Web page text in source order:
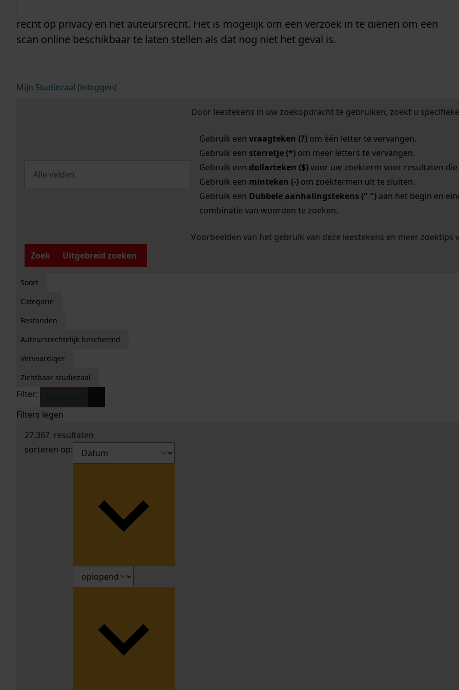
recht op privacy en het auteursrecht. Het is mogelijk om een verzoek in te dienen om een
scan online beschikbaar te laten stellen als dat nog niet het geval is.
Mijn Studiezaal (inloggen)
Door leestekens in uw zoekopdracht te gebruiken, zoekt u
Gebruik een vraagteken (?)om één letter te vervangen.
Gebruik een sterretje (*)om meer letters te vervangen.
Gebruik een dollarteken ($)voor uw zoekterm voor resultaten die
Gebruik een minteken (-)om zoektermen uit te sluiten.
Gebruik een Dubbele aanhalingstekens (" ")aan het begin en
combinatie van woorden te zoeken.
Voorbeelden van het gebruik van deze leestekens en meer zoektips
Zoek
Uitgebreid zoeken
Soort
Categorie
Bestanden
Auteursrechtelijk beschermd
Vervaardiger
Zichtbaar studiezaal
Filter:
Filters legen
27.367 resultaten
sorteren op: